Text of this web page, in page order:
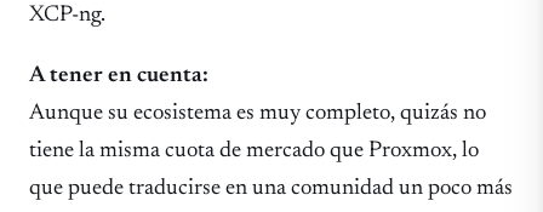
XCP-ng.
A tener en cuenta:
Aunque su ecosistema es muy completo, quizás no
tiene la misma cuota de mercado que Proxmox, lo
que puede traducirse en una comunidad un poco más